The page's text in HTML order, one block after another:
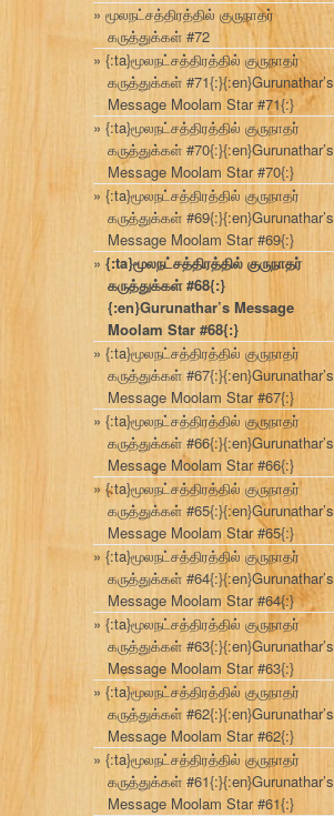
மூலநட்சத்திரத்தில் குருநாதர்
கருத்துக்கள் #72
{:ta}மூலநட்சத்திரத்தில் குருநாதர்
கருத்துக்கள் #71{:}{:en}Gurunathar’s
Message Moolam Star #71{:}
{:ta}மூலநட்சத்திரத்தில் குருநாதர்
கருத்துக்கள் #70{:}{:en}Gurunathar’s
Message Moolam Star #70{:}
{:ta}மூலநட்சத்திரத்தில் குருநாதர்
கருத்துக்கள் #69{:}{:en}Gurunathar’s
Message Moolam Star #69{:}
{:ta}மூலநட்சத்திரத்தில் குருநாதர்
கருத்துக்கள் #68{:}
{:en}Gurunathar’s Message
Moolam Star #68{:}
{:ta}மூலநட்சத்திரத்தில் குருநாதர்
கருத்துக்கள் #67{:}{:en}Gurunathar’s
Message Moolam Star #67{:}
{:ta}மூலநட்சத்திரத்தில் குருநாதர்
கருத்துக்கள் #66{:}{:en}Gurunathar’s
Message Moolam Star #66{:}
{:ta}மூலநட்சத்திரத்தில் குருநாதர்
கருத்துக்கள் #65{:}{:en}Gurunathar’s
Message Moolam Star #65{:}
{:ta}மூலநட்சத்திரத்தில் குருநாதர்
கருத்துக்கள் #64{:}{:en}Gurunathar’s
Message Moolam Star #64{:}
{:ta}மூலநட்சத்திரத்தில் குருநாதர்
கருத்துக்கள் #63{:}{:en}Gurunathar’s
Message Moolam Star #63{:}
{:ta}மூலநட்சத்திரத்தில் குருநாதர்
கருத்துக்கள் #62{:}{:en}Gurunathar’s
Message Moolam Star #62{:}
{:ta}மூலநட்சத்திரத்தில் குருநாதர்
கருத்துக்கள் #61{:}{:en}Gurunathar’s
Message Moolam Star #61{:}